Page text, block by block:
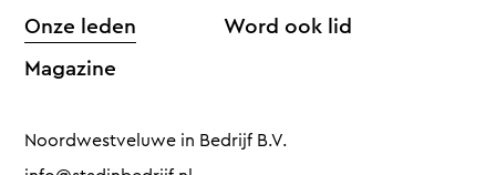
Onze leden
Magazine
Word ook lid
Noordwestveluwe in Bedrijf B.V.